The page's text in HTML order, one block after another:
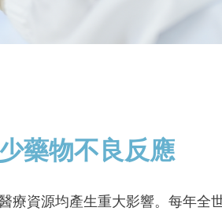
藥物不良反應
療資源均產生重大影響。每年全